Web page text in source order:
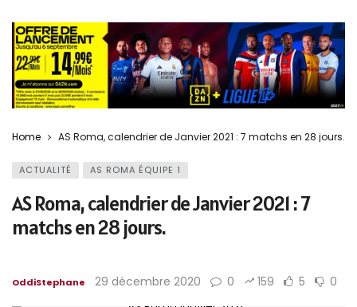
Home AS Roma, calendrier de Janvier 2021 : 7 matchs en 28 jours.
ACTUALITÉ AS ROMA ÉQUIPE 1
AS Roma, calendrier de Janvier 2021 : 7
matchs en 28 jours.
OddiStephane 29 décembre 2020 0 159 5 0